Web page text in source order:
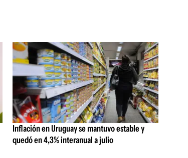
Inflación en Uruguay se mantuvo estable y
quedó en 4,3% interanual a julio